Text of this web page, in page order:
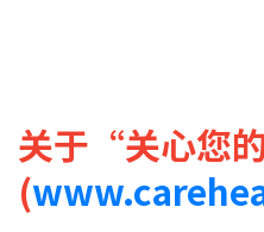
关于“关心您
(